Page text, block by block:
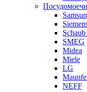
SMEG
Midea
Miele
LG
NEFF